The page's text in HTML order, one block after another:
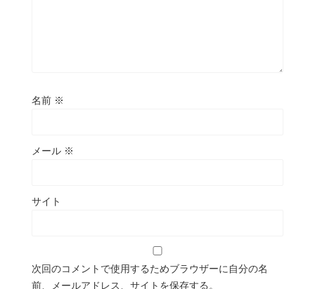
名前 ※
メール ※
サイト
次回のコメントで使用するためブラウザーに自分の名
前、メールアドレス、サイトを保存する。